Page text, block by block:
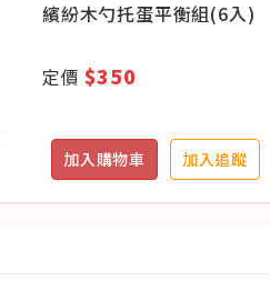
繽紛木勺托蛋平衡組(6入)
定價$350
加入購物車 加入追蹤